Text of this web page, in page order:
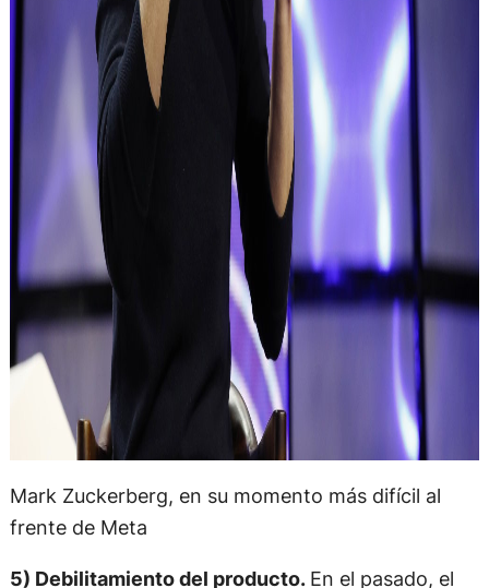
Mark Zuckerberg, en su momento más difícil al
frente de Meta
5) Debilitamiento del producto. En el pasado, el